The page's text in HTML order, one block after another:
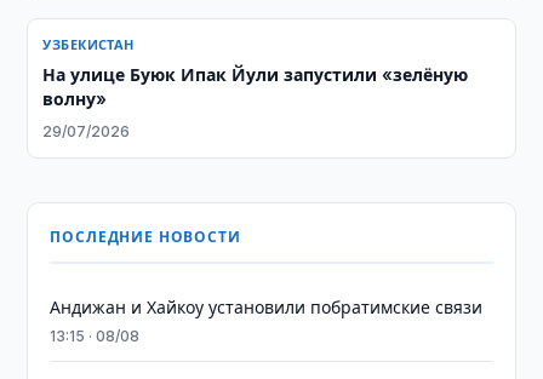
УЗБЕКИСТАН
На улице Буюк Ипак Йули запустили «зелёную
волну»
29/07/2026
ПОСЛЕДНИЕ НОВОСТИ
Андижан и Хайкоу установили побратимские связи
13:15 · 08/08